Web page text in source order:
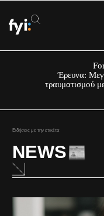
Έρευνα:
τραυματισμού
Ειδήσεις με την ετικέτα
NEWS